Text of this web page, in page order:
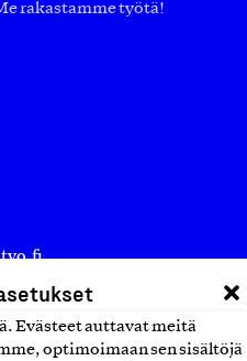
Evästeet auttavat meitä
optimoimaan sen sisältöjä
rakastamme työtä!